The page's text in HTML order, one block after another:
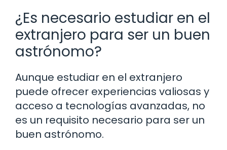
¿Es necesario estudiar en el
extranjero para ser un buen
astrónomo?
Aunque estudiar en el extranjero
puede ofrecer experiencias valiosas y
acceso a tecnologías avanzadas, no
es un requisito necesario para ser un
buen astrónomo.